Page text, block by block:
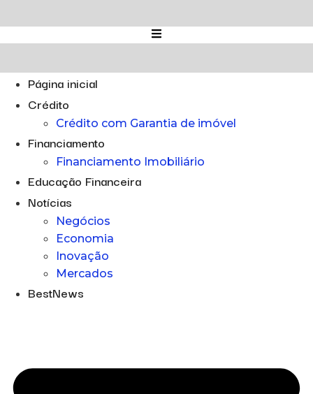
para
o
Página inicial
Crédito
Crédito com Garantia de imóvel
Financiamento
Financiamento Imobiliário
Educação Financeira
Notícias
Negócios
Economia
Inovação
Mercados
BestNews